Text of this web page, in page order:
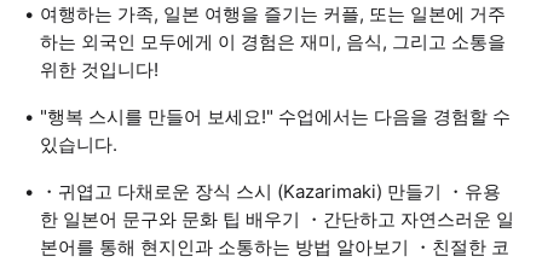
여행하는 가족, 일본 여행을 즐기는 커플, 또는 일본에 거주
하는 외국인 모두에게 이 경험은 재미, 음식, 그리고 소통을
위한 것입니다!
"행복 스시를 만들어 보세요!" 수업에서는 다음을 경험할 수
있습니다.
・귀엽고 다채로운 장식 스시 (Kazarimaki) 만들기 ・유용
한 일본어 문구와 문화 팁 배우기 ・간단하고 자연스러운 일
본어를 통해 현지인과 소통하는 방법 알아보기 ・친절한 코